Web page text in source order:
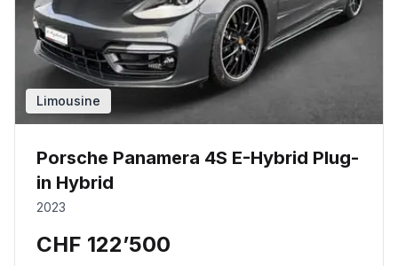
Limousine
Porsche Panamera 4S E-Hybrid Plug-
in Hybrid
2023
CHF 122’500